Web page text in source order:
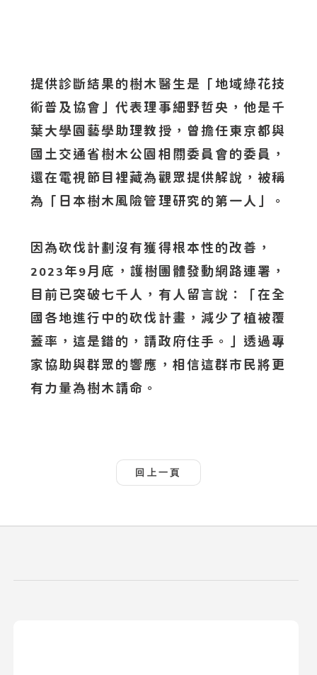
提供診斷結果的樹木醫生是「地域綠花技
術普及協會」代表理事細野哲央，他是千
葉大學園藝學助理教授，曾擔任東京都與
國土交通省樹木公園相關委員會的委員，
還在電視節目裡藏為觀眾提供解說，被稱
為「日本樹木風險管理研究的第一人」。
因為砍伐計劃沒有獲得根本性的改善，
2023 年9月底，護樹團體發動網路連署，
目前已突破七千人，有人留言說：「在全
國各地進行中的砍伐計畫，減少了植被覆
蓋率，這是錯的，請政府住手。」透過專
家協助與群眾的響應，相信這群市民將更
有力量為樹木請命。